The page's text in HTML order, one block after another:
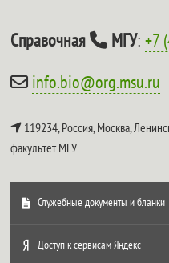
Справочная МГУ:+7
info.bio@org.msu.ru
119234, Россия, Москва,
факультет МГУ
Служебные документы и бланки
Доступ к сервисам Яндекс